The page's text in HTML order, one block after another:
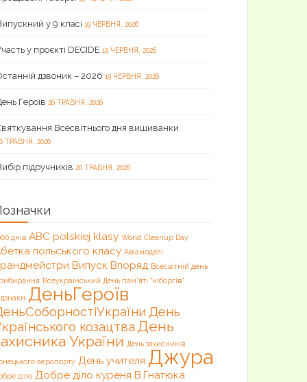
у 9 класі 19 ЧЕРВНЯ, 2026
у проєкті DECIDE 19 ЧЕРВНЯ, 2026
дзвоник – 2026 19 ЧЕРВНЯ, 2026
Героїв 26 ТРАВНЯ, 2026
Всесвітнього дня вишиванки
ТРАВНЯ, 2026
підручників 20 ТРАВНЯ, 2026
днів ABC polskiej klasy World Cleanup Day
польського класу Авіамоделі
Випуск Впоряд Всесвітній день
Всеукраїнський День пам'яті "кіборгів"
ДеньГероїв
День
козацтва День
України День захисників
аеропорту День учителя Джура
діло Добре діло куреня В.Гнатюка